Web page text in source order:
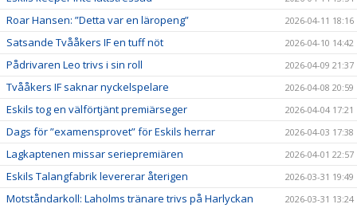
Roar Hansen: ”Detta var en läropeng” 2026-04-11 18:16
Satsande Tvååkers IF en tuff nöt 2026-04-10 14:42
Pådrivaren Leo trivs i sin roll 2026-04-09 21:37
Tvååkers IF saknar nyckelspelare 2026-04-08 20:59
Eskils tog en välförtjänt premiärseger 2026-04-04 17:21
Dags för ”examensprovet” för Eskils herrar 2026-04-03 17:38
Lagkaptenen missar seriepremiären 2026-04-01 22:57
Eskils Talangfabrik levererar återigen 2026-03-31 19:49
Motståndarkoll: Laholms tränare trivs på Harlyckan 2026-03-31 13:24